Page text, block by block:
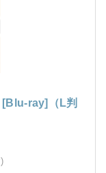
[Blu-ray]（L判